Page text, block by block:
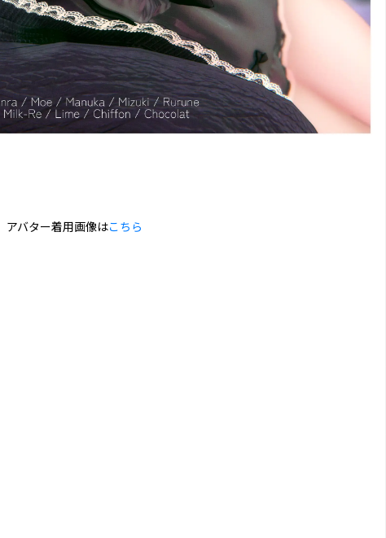
アバター着用画像はこちら